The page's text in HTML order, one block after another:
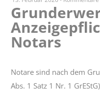
Notars
Notare sind nach dem
Abs. 1 Satz 1 Nr. 1